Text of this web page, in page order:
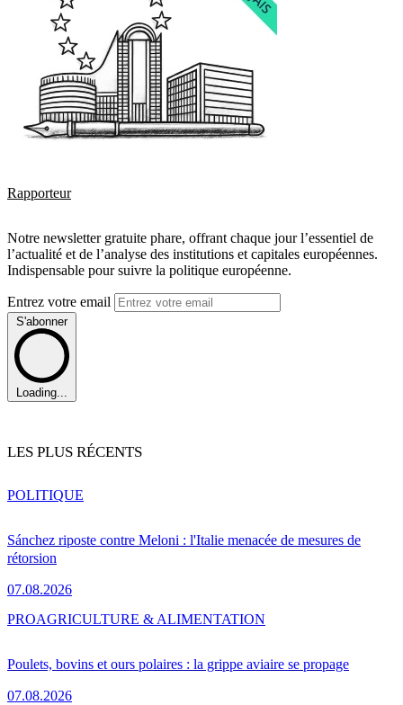
Rapporteur
Notre newsletter gratuite phare, offrant chaque jour l’essentiel de
l’actualité et de l’analyse des institutions et capitales européennes.
Indispensable pour suivre la politique européenne.
Entrez votre email
S'abonner
Loading...
LES PLUS RÉCENTS
Sánchez riposte contre Meloni : l'Italie menacée de mesures de
rétorsion
07.08.2026
POLITIQUE
Poulets, bovins et ours polaires : la grippe aviaire se propage
07.08.2026
PROAGRICULTURE & ALIMENTATION